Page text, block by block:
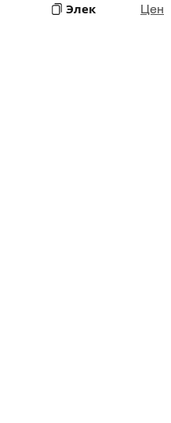
Элек
Цен